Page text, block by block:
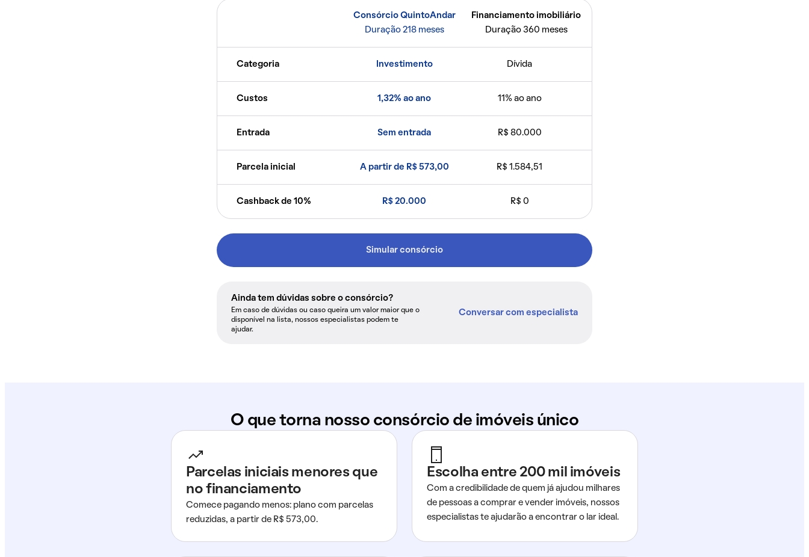
Consórcio QuintoAndar
Duração 218 meses
Financiamento imobiliário
Duração 360 meses
Categoria Investimento Dívida
Custos 1,32% ao ano 11% ao ano
Entrada Sem entrada R$ 80.000
Parcela inicial A partir de R$ 573,00 R$ 1.584,51
Cashback de 10% R$ 20.000 R$ 0
Simular consórcio
Ainda tem dúvidas sobre o consórcio?
Em caso de dúvidas ou caso queira um valor maior que o
disponível na lista, nossos especialistas podem te
ajudar.
Conversar com especialista
O que torna nosso consórcio de imóveis único
Parcelas iniciais menores que
no financiamento
Comece pagando menos: plano com parcelas
reduzidas, a partir de R$ 573,00.
Escolha entre 200 mil imóveis
Com a credibilidade de quem já ajudou milhares
de pessoas a comprar e vender imóveis, nossos
especialistas te ajudarão a encontrar o lar ideal.